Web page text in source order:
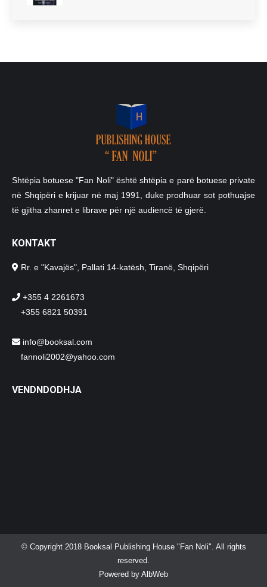
Shtëpia botuese "Fan Noli" është shtëpia e parë botuese private
në Shqipëri e krijuar në maj 1991, duke prodhuar sot pothuajse
të gjitha zhanret e librave për një audiencë të gjerë.
KONTAKT
Rr. e "Kavajës", Pallati 14-katësh, Tiranë, Shqipëri
+355 4 2261673
+355 6821 50391
info@booksal.com
fannoli2002@yahoo.com
VENDNDODHJA
© Copyright 2018 Booksal Publishing House "Fan Noli". All rights
reserved.
Powered by AlbWeb